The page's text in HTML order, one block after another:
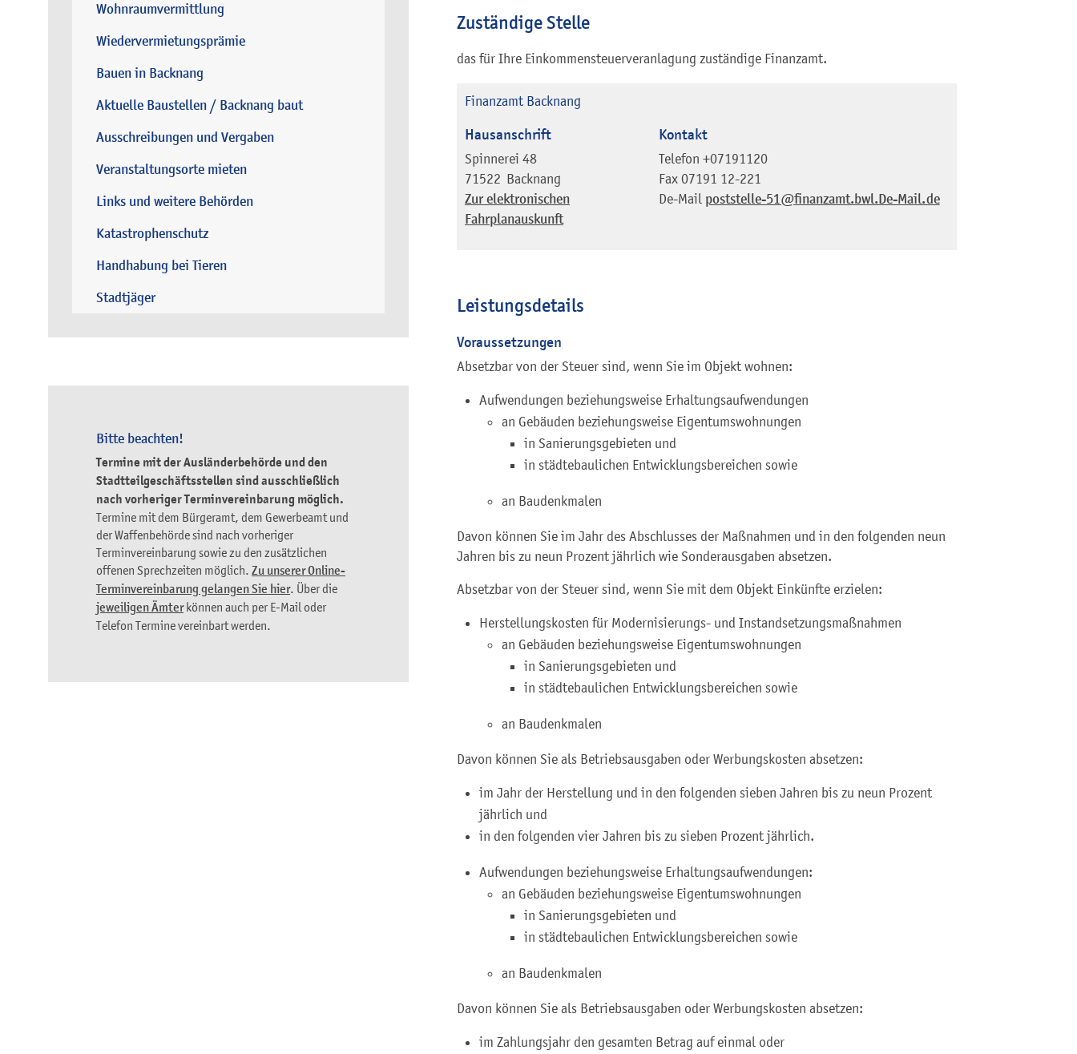
Wohnraumvermittlung
Wiedervermietungsprämie
Bauen in Backnang
Aktuelle Baustellen / Backnang baut
Ausschreibungen und Vergaben
Veranstaltungsorte mieten
Links und weitere Behörden
Katastrophenschutz
Handhabung bei Tieren
Stadtjäger
Bitte beachten!
Termine mit der Ausländerbehörde und den
Stadtteilgeschäftsstellen sind ausschließlich
nach vorheriger Terminvereinbarung möglich.
Termine mit dem Bürgeramt, dem Gewerbeamt und
der Waffenbehörde sind nach vorheriger
Terminvereinbarung sowie zu den zusätzlichen
offenen Sprechzeiten möglich. Zu unserer Online-
Terminvereinbarung gelangen Sie hier. Über die
jeweiligen Ämterkönnen auch per E-Mail oder
Telefon Termine vereinbart werden.
Zuständige Stelle
das für Ihre Einkommensteuerveranlagung zuständige Finanzamt.
Finanzamt Backnang
Hausanschrift
Spinnerei 48
71522 Backnang
Zur elektronischen
Fahrplanauskunft
Kontakt
Telefon +07191120
Fax 07191 12-221
De-Mail poststelle-51@finanzamt.bwl.De-Mail.de
Leistungsdetails
Voraussetzungen
Absetzbar von der Steuer sind, wenn Sie im Objekt wohnen:
Aufwendungen beziehungsweise Erhaltungsaufwendungen
an Gebäuden beziehungsweise Eigentumswohnungen
in Sanierungsgebieten und
in städtebaulichen Entwicklungsbereichen sowie
an Baudenkmalen
Davon können Sie im Jahr des Abschlusses der Maßnahmen und in den folgenden neun
Jahren bis zu neun Prozent jährlich wie Sonderausgaben absetzen.
Absetzbar von der Steuer sind, wenn Sie mit dem Objekt Einkünfte erzielen:
Herstellungskosten für Modernisierungs- und Instandsetzungsmaßnahmen
an Gebäuden beziehungsweise Eigentumswohnungen
in Sanierungsgebieten und
in städtebaulichen Entwicklungsbereichen sowie
an Baudenkmalen
Davon können Sie als Betriebsausgaben oder Werbungskosten absetzen:
im Jahr der Herstellung und in den folgenden sieben Jahren bis zu neun Prozent
jährlich und
in den folgenden vier Jahren bis zu sieben Prozent jährlich.
Aufwendungen beziehungsweise Erhaltungsaufwendungen:
an Gebäuden beziehungsweise Eigentumswohnungen
in Sanierungsgebieten und
in städtebaulichen Entwicklungsbereichen sowie
an Baudenkmalen
Davon können Sie als Betriebsausgaben oder Werbungskosten absetzen:
im Zahlungsjahr den gesamten Betrag auf einmal oder